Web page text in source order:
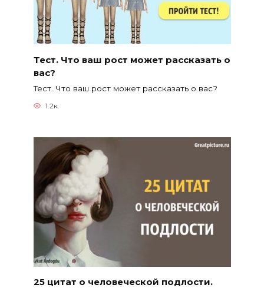
Тест. Что ваш рост может рассказать о
вас?
Тест. Что ваш рост может рассказать о вас?
1.2к.
25 цитат о человеческой подлости.